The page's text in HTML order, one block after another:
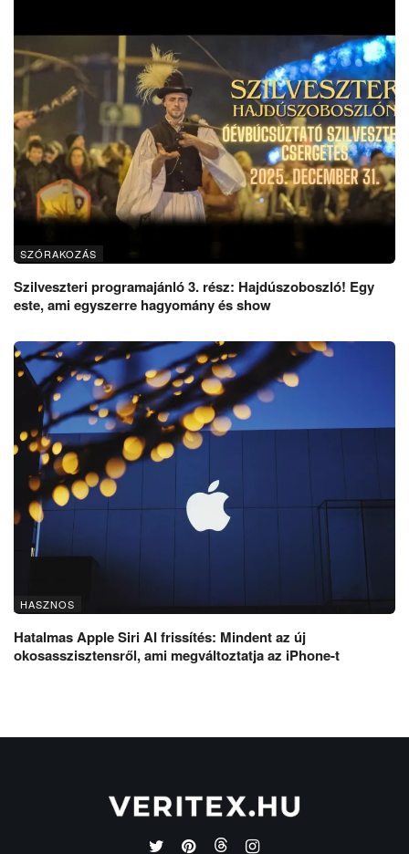
SZÓRAKOZÁS
Szilveszteri programajánló 3. rész: Hajdúszoboszló! Egy
este, ami egyszerre hagyomány és show
HASZNOS
Hatalmas Apple Siri AI frissítés: Mindent az új
okosasszisztensről, ami megváltoztatja az iPhone-t